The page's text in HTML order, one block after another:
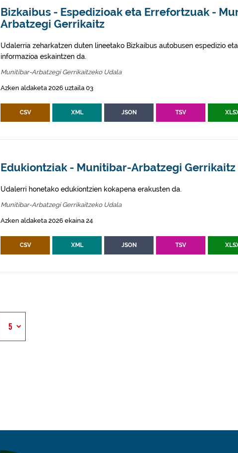
Bizkaibus - Espedizioak eta Errefortzuak -
Arbatzegi Gerrikaitz
Udalerria zeharkatzen duten lineetako Bizkaibus autobusen espedizio
informazioa eskaintzen da.
Munitibar-Arbatzegi Gerrikaitzeko Udala
Azken aldaketa 2026 uztaila 03
CSV XML JSON TSV
Edukiontziak - Munitibar-Arbatzegi Gerrikaitz
Udalerri honetako edukiontzien kokapena erakusten da.
Munitibar-Arbatzegi Gerrikaitzeko Udala
Azken aldaketa 2026 ekaina 24
CSV XML JSON TSV